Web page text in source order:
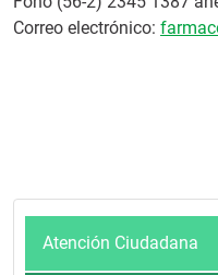
Correo electrónico:
Atención Ciudadana